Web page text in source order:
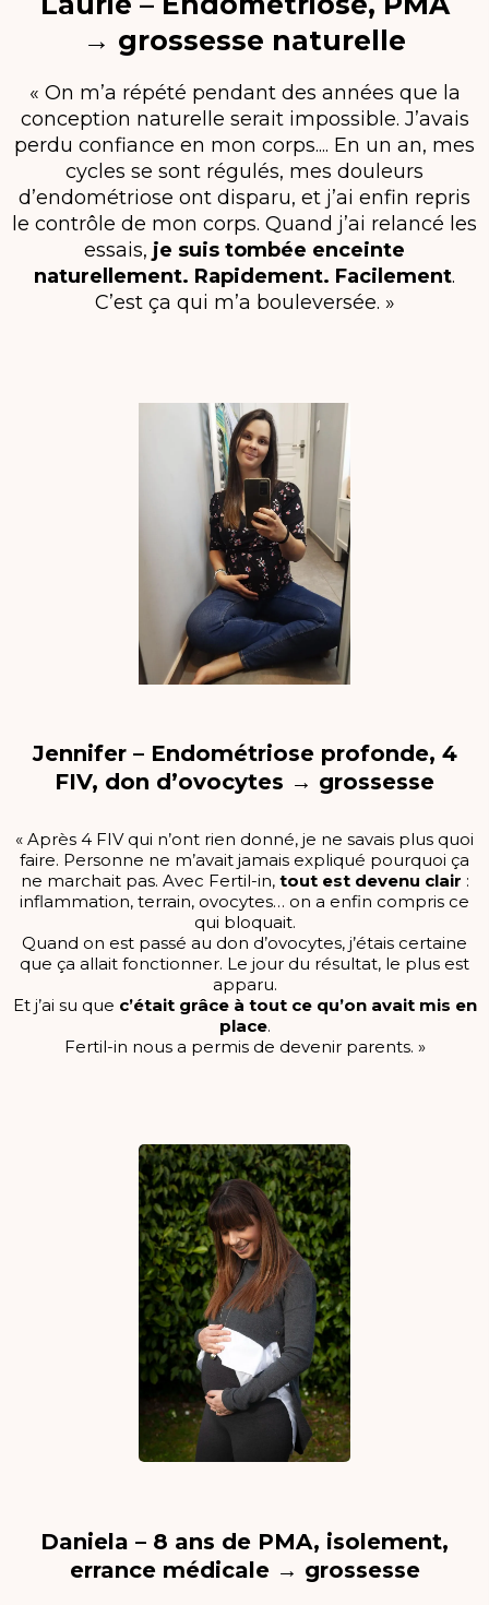
→ grossesse naturelle
« On m’a répété pendant des années que la
conception naturelle serait impossible. J’avais
perdu confiance en mon corps.... En un an, mes
cycles se sont régulés, mes douleurs
d’endométriose ont disparu, et j’ai enfin repris
le contrôle de mon corps. Quand j’ai relancé les
essais, je suis tombée enceinte
naturellement. Rapidement. Facilement.
C’est ça qui m’a bouleversée. »
Jennifer – Endométriose profonde, 4
FIV, don d’ovocytes → grossesse
« Après 4 FIV qui n’ont rien donné, je ne savais plus quoi
faire. Personne ne m’avait jamais expliqué pourquoi ça
ne marchait pas. Avec Fertil-in, tout est devenu clair :
inflammation, terrain, ovocytes… on a enfin compris ce
qui bloquait.
Quand on est passé au don d’ovocytes, j’étais certaine
que ça allait fonctionner. Le jour du résultat, le plus est
apparu.
Et j’ai su que c’était grâce à tout ce qu’on avait mis en
place.
Fertil-in nous a permis de devenir parents. »
Daniela – 8 ans de PMA, isolement,
errance médicale → grossesse